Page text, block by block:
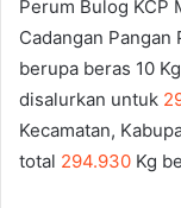
Perum Bulog KCP
Cadangan Pangan
berupa beras 10
disalurkan untuk
Kecamatan,
total 294.930 Kg